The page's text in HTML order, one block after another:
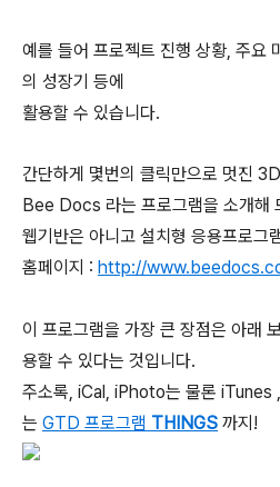
예를 들어 프로젝트 진행 상황, 주요
의 성장기 등에
활용할 수 있습니다.
간단하게 몇번의 클릭만으로 멋진
Bee Docs 라는 프로그램을 소개해
웹기반은 아니고 설치형 응용프로그
홈페이지 : http://
이 프로그램을 가장 큰 장점은 아래
용할 수 있다는 것입니다.
주소록, iCal, iPhoto는 물론 iTunes
는 GTD 프로그램 THINGS 까지!